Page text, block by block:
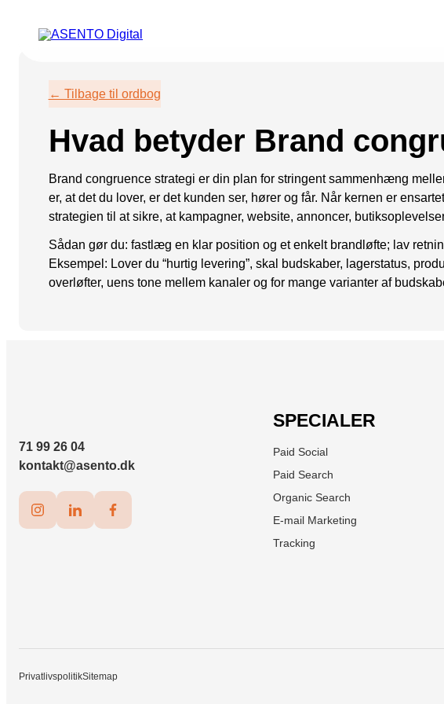
ORGANIC SEARCH
GEO
Programmatic SEO
FÅ KORTLAGT DIN AI SYNLIGHED
Snapchat annoncering
LinkedIn annoncering
Pinterest annoncering
← Tilbage til ordbog
Hvad betyder Brand
Brand congruence strategi er din plan for stringent sammenhæng
er, at det du lover, er det kunden ser, hører og får. Når kernen er
strategien til at sikre, at kampagner, website, annoncer,
Sådan gør du: fastlæg en klar position og et enkelt brandløfte; lav
Eksempel: Lover du “hurtig levering”, skal budskaber, lagerstatus,
overløfter, uens tone mellem kanaler og for mange varianter af
71 99 26 04
kontakt@asento.dk
SPECIALER
Paid Social
Paid Search
Organic Search
E-mail Marketing
Tracking
PrivatlivspolitikSitemap